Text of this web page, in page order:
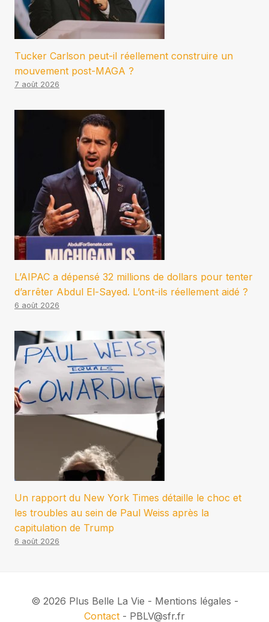
Tucker Carlson peut-il réellement construire un
mouvement post-MAGA ?
7 août 2026
L’AIPAC a dépensé 32 millions de dollars pour tenter
d’arrêter Abdul El-Sayed. L’ont-ils réellement aidé ?
6 août 2026
Un rapport du New York Times détaille le choc et
les troubles au sein de Paul Weiss après la
capitulation de Trump
6 août 2026
© 2026 Plus Belle La Vie - Mentions légales -
Contact - PBLV@sfr.fr